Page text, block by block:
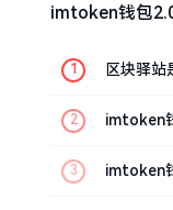
imtoken钱包
区块驿站
imtoken
imtoken